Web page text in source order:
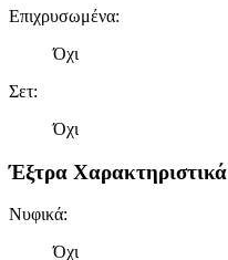
Επιχρυσωμένα:
Όχι
Σετ:
Όχι
Έξτρα Χαρακτηριστικά
Νυφικά:
Όχι